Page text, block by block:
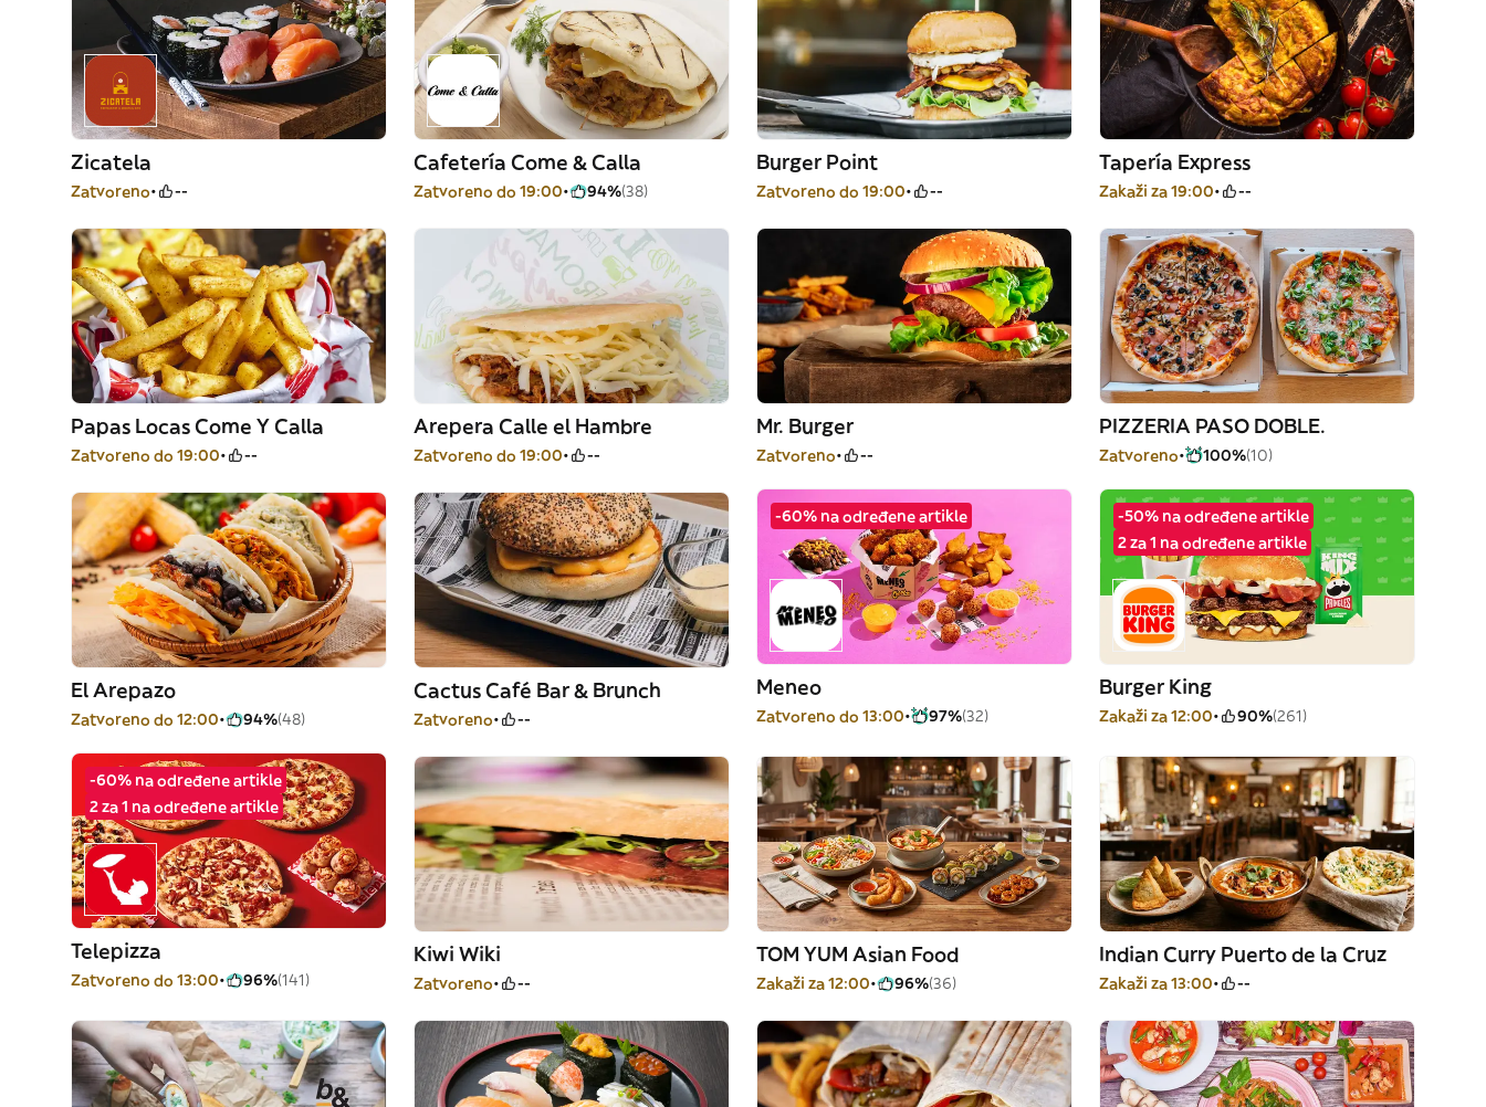
Zicatela
Zatvoreno --
Cafetería Come & Calla
Zatvoreno do 19:00 94%(38)
Burger Point
Zatvoreno do 19:00 --
Tapería Express
Zakaži za 19:00 --
Papas Locas Come Y Calla
Zatvoreno do 19:00 --
Arepera Calle el Hambre
Zatvoreno do 19:00 --
Mr. Burger
Zatvoreno --
PIZZERIA PASO DOBLE.
Zatvoreno 100%(10)
El Arepazo
Zatvoreno do 12:00 94%(48)
Cactus Café Bar & Brunch
Zatvoreno --
-60% na određene artikle
Meneo
Zatvoreno do 13:00 97%(32)
-50% na određene artikle
2 za 1 na određene artikle
Burger King
Zakaži za 12:00 90%(261)
-60% na određene artikle
2 za 1 na određene artikle
Telepizza
Zatvoreno do 13:00 96%(141)
Kiwi Wiki
Zatvoreno --
TOM YUM Asian Food
Zakaži za 12:00 96%(36)
Indian Curry Puerto de la Cruz
Zakaži za 13:00 --